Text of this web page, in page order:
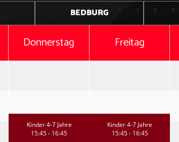
BEDBURG
Donnerstag
Kinder 4-7 Jahre
15:45 - 16:45
Freitag
Kinder 4-7 Jahre
15:45 - 16:45